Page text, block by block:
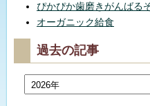
ぴかぴか歯磨きがんばる
オーガニック給食
過去の記事